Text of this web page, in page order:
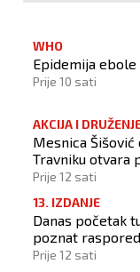
WHO
Epidemija
Prije 10 sati
AKCIJA I
Mesnica
Travniku otvara
Prije 12 sati
13. IZDANJE
Danas početak
poznat
Prije 12 sati